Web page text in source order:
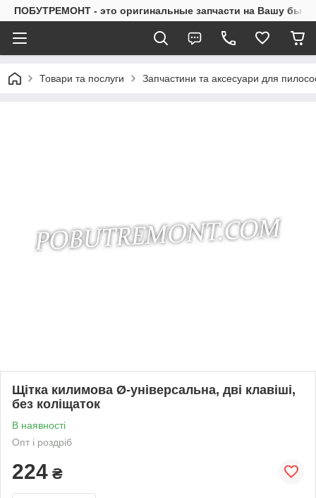
ПОБУТРЕМОНТ - это оригинальные запчасти на Вашу
Товари та послуги Запчастини та аксесуари для
Щітка килимова Ø-універсальна, дві клавіші,
без коліщаток
В наявності
Опт і роздріб
224 ₴